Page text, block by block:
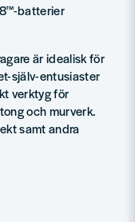
batterier
är idealisk för
själv-entusiaster
verktyg för
och murverk.
samt andra